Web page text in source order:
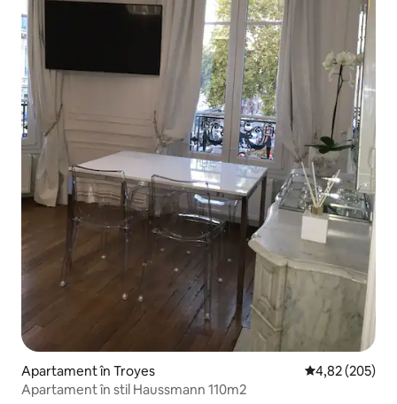
Apartament în Troyes Scor mediu de
4,82 (205)
Apartament în stil Haussmann 110m2